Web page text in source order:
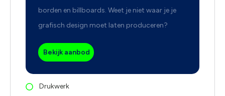
borden en billboards. Weet je niet waar je je
grafisch design moet laten produceren?
Bekijk aanbod
Drukwerk